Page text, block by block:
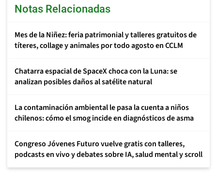
Notas Relacionadas
Mes de la Niñez: feria patrimonial y talleres gratuitos de
títeres, collage y animales por todo agosto en CCLM
Chatarra espacial de SpaceX choca con la Luna: se
analizan posibles daños al satélite natural
La contaminación ambiental le pasa la cuenta a niños
chilenos: cómo el smog incide en diagnósticos de asma
Congreso Jóvenes Futuro vuelve gratis con talleres,
podcasts en vivo y debates sobre IA, salud mental y scroll